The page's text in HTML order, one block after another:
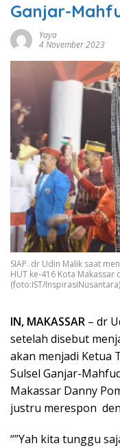
Ganjar-
Yaya
4 November 2023
SIAP. dr Udin Malik saat
HUT ke-416 Kota Makassar
(foto:IST/InspirasiNusantara)
IN, MAKASSAR – dr
setelah disebut
akan menjadi Ketua
Sulsel Ganjar-
Makassar Danny
justru merespon
“”Yah kita tunggu